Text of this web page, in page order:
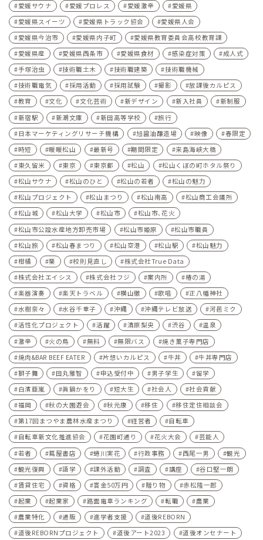
愛媛サウナ
愛媛プロレス 愛媛激辛
愛媛県
愛媛県スイーツ
愛媛県トラック協会
愛媛県人会
愛媛県今治市
愛媛県内子町
愛媛県教育委員会高校教育課
愛媛県産
愛媛県西条市 愛媛県食材 感染症対策
成人式
手塚治虫
技術職土木 技術職建築
技術職機械
技術職電気
採用活動 採用試験 撮影
放課後カルピス
教育
文化 文化芸術 新デザイン 新入社員
新制服
新宿駅
新潮文庫 新田高等学校
旅行
日本マーケティングリサーチ機構
旭醤油醸造場 映像
春限定
時短
暖暖松山 最新号 期間限定
来島海峡大橋
東久留米
東京 東京都 松山
松山くぼの町ホタル祭り
松山サウナ
松山のひと 松山の若者
松山の魅力
松山プロジェクト
松山まつり 松山南高
松山商工会議所
松山城
松山大学 松山市
松山市､花火
松山市公設水産地方卸売市場
松山市姫原
松山市職員
松山旅
松山春まつり 松山空港 松山駅
松山魅力
柑橘
栗 校則見直し
株式会社True Data
株式会社エイシス
株式会社フジ 案内所
椿の湯
楽器演奏
楽天トラベル 横山徹 歌唱
正八幡神社
水樹奈々
水谷千重子 沖縄 沖縄テレビ放送
河⾢ミク
活性化プロジェクト
活躍 清原梨央 渋谷
温泉
激辛
火の鳥 無料 無限バス
焼き菓子専門店
焼肉&BAR BEEF EATER
片想いカルピス 牛丼
牛丼専門店
獅子舞
田丸雅智 申込受付中 男子学生
留学
白濱亜嵐
眞鍋かをり 短大生 社会人
社会貢献
福岡
秋の大園遊会 秋元康 移住
移住定住相談会
第17回まつやま農林水産まつり
経営者
自転車
自転車新文化推進協会
花園町通り 花火大会
芸能人
若者
蔦屋書店 蜷川実花 行政事務 西尾一男
観光
観光復興
語学 課外活動 調査 講座
谷口堅一朗
賃貸住宅
資格 賞金50万円 贈り物
赤松隆一郎
起業
起業家 路面電車ランキング 転職
農業
農業特化
通販 進学者支援
道後REBORN
道後REBORNプロジェクト
道後アート2023
道後オンセナート